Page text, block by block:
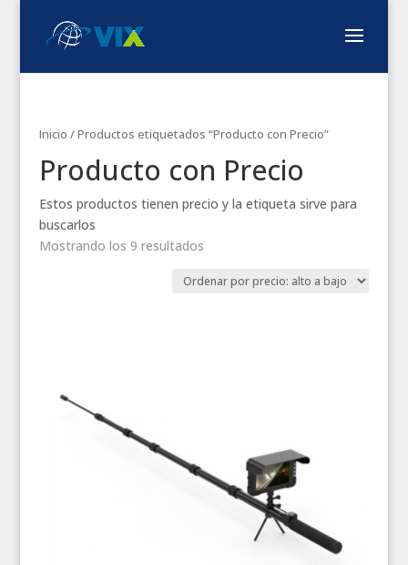
Inicio / Productos etiquetados “Producto con Precio”
Producto con Precio
Estos productos tienen precio y la etiqueta sirve para
buscarlos
Mostrando los 9 resultados